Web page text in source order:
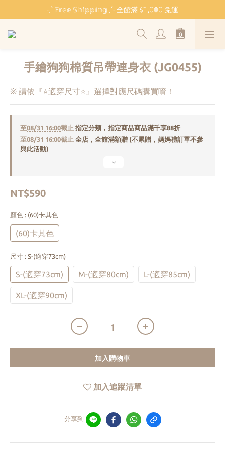
˗ˏˋ 𝔽𝕣𝕖𝕖 𝕊𝕙𝕚𝕡𝕡𝕚𝕟𝕘 ˎˊ˗ 全館滿 $𝟙,𝟘𝟘𝟘 免運
˗ˏˋ 𝔽𝕣𝕖𝕖 𝕊𝕙𝕚𝕡𝕡𝕚𝕟𝕘 ˎˊ˗ 全館滿 $𝟙,𝟘𝟘𝟘 免運
🏫 開學必備 ⸜ 四合一睡袋組 ⸝ 限時 $𝟐𝟔𝟖𝟎
˗ˏˋ 𝔽𝕣𝕖𝕖 𝕊𝕙𝕚𝕡𝕡𝕚𝕟𝕘 ˎˊ˗ 全館滿 $𝟙,𝟘𝟘𝟘 免運
手繪狗狗棉質吊帶連身衣 (JG0455)
※ 請依『⭐適穿尺寸⭐』選擇對應尺碼購買唷！
至08/31 16:00截止 指定分類，指定商品商品滿千享88折
至08/31 16:00截止 全店，全館滿額贈 (不累贈，媽媽禮訂單不參
與此活動)
NT$590
顏色 : (60)卡其色
(60)卡其色
尺寸 : S-(適穿73cm)
S-(適穿73cm) M-(適穿80cm) L-(適穿85cm)
XL-(適穿90cm)
加入購物車
加入追蹤清單
分享到